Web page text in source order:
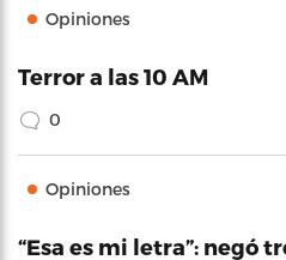
Opiniones
Terror a las 10 AM
0
Opiniones
“Esa es mi letra”: negó